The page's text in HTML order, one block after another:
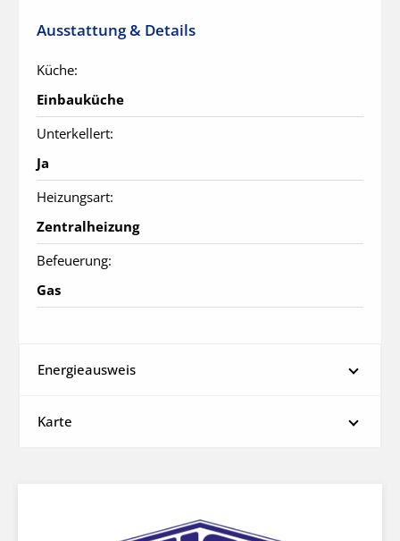
Ausstattung & Details
Küche:
Einbauküche
Unterkellert:
Ja
Heizungsart:
Zentralheizung
Befeuerung:
Gas
Energieausweis
Karte